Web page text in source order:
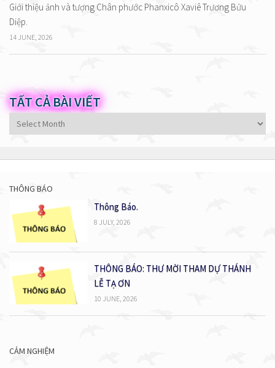
Giới thiệu ảnh và tượng Chân phước Phanxicô Xaviê Trương Bửu
Diệp.
14 JUNE, 2026
TẤT CẢ BÀI VIẾT
Tất
cả
viết
THÔNG BÁO
Thông Báo.
8 JULY, 2026
THÔNG BÁO: THƯ MỜI THAM DỰ THÁNH
LỄ TẠ ƠN
10 JUNE, 2026
CẢM NGHIỆM